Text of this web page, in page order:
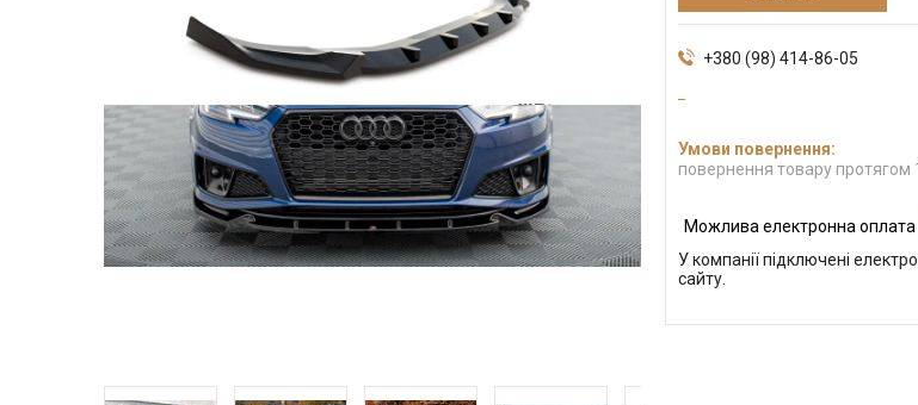
+380 (98) 414-86-05
повернення товару протягом
У компанії підключені
сайту.